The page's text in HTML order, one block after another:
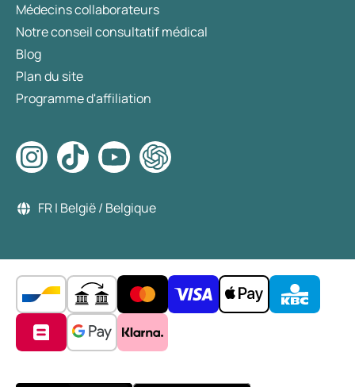
Médecins collaborateurs
Notre conseil consultatif médical
Blog
Plan du site
Programme d'affiliation
FR | België / Belgique